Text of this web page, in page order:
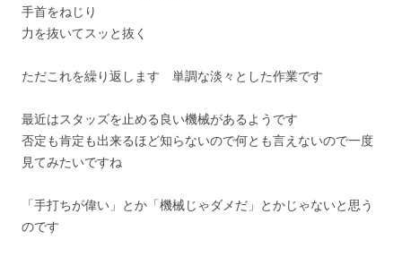
手首をねじり
力を抜いてスッと抜く
ただこれを繰り返します 単調な淡々とした作業です
最近はスタッズを止める良い機械があるようです
否定も肯定も出来るほど知らないので何とも言えないので一度
見てみたいですね
「手打ちが偉い」とか「機械じゃダメだ」とかじゃないと思う
のです